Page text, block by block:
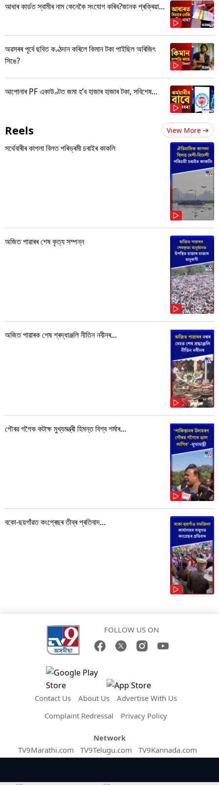
আধাৰ কাৰ্ডত স্বামীৰ নাম কেনেকৈ সংযোগ কৰিব?জানক প্ৰক্ৰিয়া...
অৱসৰৰ পূৰ্বে ছবিত কণ্ঠদান কৰিলে কিমান টকা পাইছিল অৰিজিৎ
সিঙে?
আপোনাৰ PF একাউণ্টত জমা হ’ব হাজাৰ হাজাৰ টকা, সবিশেষ...
Reels View More
সৰ্থেবাৰীৰ কাপলা বিলত পৰিভ্ৰমী চৰাইৰ কাকলি
অজিত পাৱাৰৰ শেষ কৃত্য সম্পন্ন
অজিত পাৱাৰক শেষ শ্ৰদ্ধাঞ্জলি নীতিন নবীনৰ...
গৌৰৱ গগৈক কটাক্ষ মুখ্যমন্ত্ৰী হিমন্ত বিশ্ব শৰ্মাৰ...
বকো-ছয়গাঁৱত কংগ্ৰেছৰ তীব্ৰ প্ৰতিবাদ...
FOLLOW US ON
Contact Us About Us
Advertise With Us
Complaint Redressal
Privacy Policy
Network
TV9Marathi.com
TV9Telugu.com
TV9Kannada.com